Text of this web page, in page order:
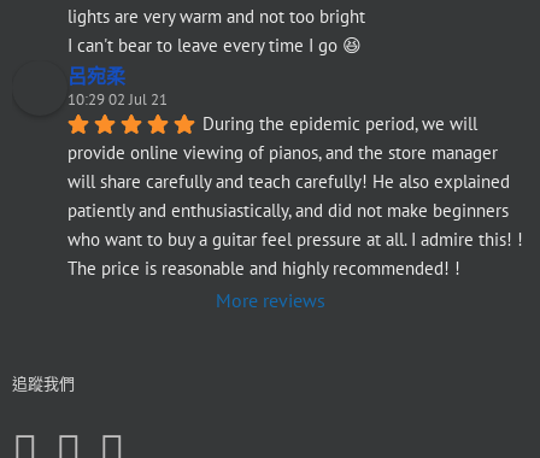
lights are very warm and not too bright
I can't bear to leave every time I go 😆
呂宛柔
10:29 02 Jul 21
During the epidemic period, we will
provide online viewing of pianos, and the store manager
will share carefully and teach carefully! He also explained
patiently and enthusiastically, and did not make beginners
who want to buy a guitar feel pressure at all. I admire this! !
The price is reasonable and highly recommended! !
More reviews
追蹤我們